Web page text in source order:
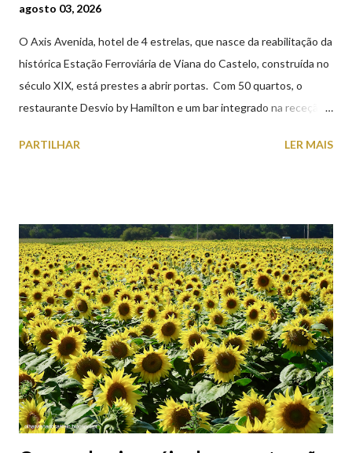
agosto 03, 2026
O Axis Avenida, hotel de 4 estrelas, que nasce da reabilitação da
histórica Estação Ferroviária de Viana do Castelo, construída no
século XIX, está prestes a abrir portas. Com 50 quartos, o
restaurante Desvio by Hamilton e um bar integrado na receção,
peças históricas cedidas pela IP Património que homenageiam a
PARTILHAR LER MAIS